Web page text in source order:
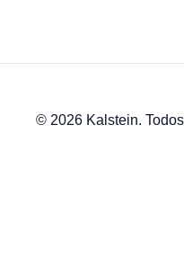
© 2026 Kalstein.